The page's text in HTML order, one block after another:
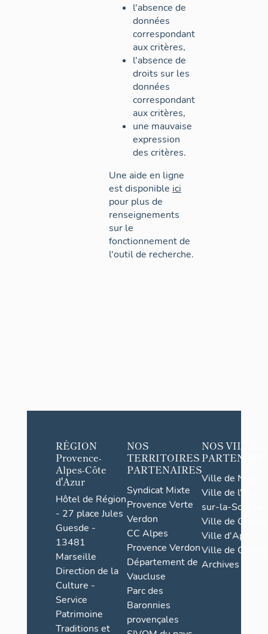
l'absence de
données
correspondant
aux critères,
l'absence de
droits sur les
données
correspondant
aux critères,
une mauvaise
expression
des critères.
Une aide en ligne
est disponible ici
pour plus de
renseignements
sur le
fonctionnement de
l'outil de recherche.
RÉGION
Provence-
Alpes-Côte
d'Azur
Hôtel de Région
- 27 place Jules
Guesde -
13481
Marseille
Direction de la
Culture -
Service
Patrimoine
Traditions et
NOS
TERRITOIRES
PARTENAIRES
Syndicat Mixte
Provence Verte
Verdon
CC Alpes
Provence Verdon
Département de
Vaucluse
Parc des
Baronnies
provençales
NOS VILLES
Ville de Nice
Ville de l'Isle-
sur-la-Sorgue
Ville de Grasse
Ville d'Apt
Ville de
Archives